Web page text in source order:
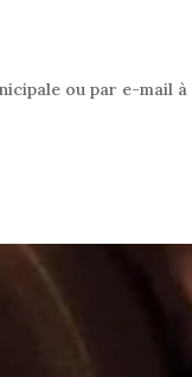
ou par e-mail à